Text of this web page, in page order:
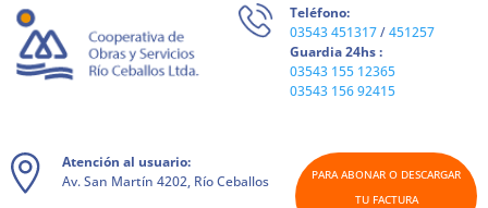
Teléfono:
03543 451317/451257
Guardia 24hs :
03543 155 12365
03543 156 92415
Atención al usuario:
Av. San Martín 4202, Río Ceballos
PARA ABONAR O DESCARGAR
TU FACTURA